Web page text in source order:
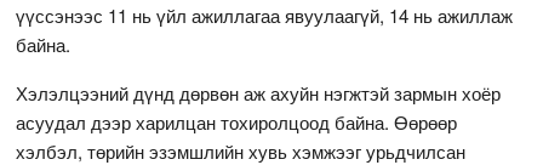
үүссэнээс 11 нь үйл ажиллагаа явуулаагүй, 14 нь ажиллаж
байна.
Хэлэлцээний дүнд дөрвөн аж ахуйн нэгжтэй зармын хоёр
асуудал дээр харилцан тохиролцоод байна. Өөрөөр
хэлбэл, төрийн эзэмшлийн хувь хэмжээг урьдчилсан